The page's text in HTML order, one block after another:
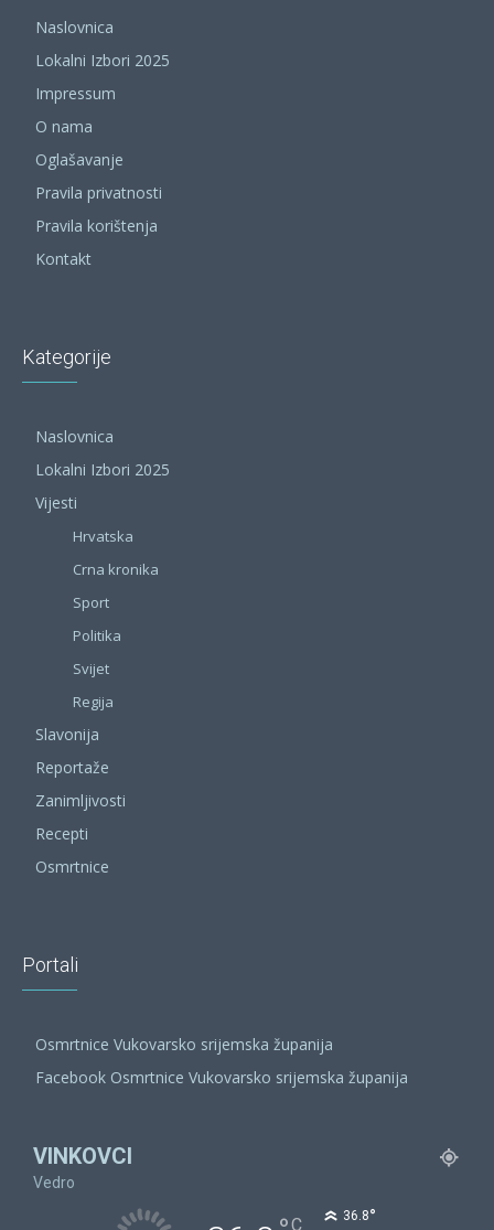
Naslovnica
Lokalni Izbori 2025
Impressum
O nama
Oglašavanje
Pravila privatnosti
Pravila korištenja
Kontakt
Kategorije
Naslovnica
Lokalni Izbori 2025
Vijesti
Hrvatska
Crna kronika
Sport
Politika
Svijet
Regija
Slavonija
Reportaže
Zanimljivosti
Recepti
Osmrtnice
Portali
Osmrtnice Vukovarsko srijemska županija
Facebook Osmrtnice Vukovarsko srijemska županija
VINKOVCI
Vedro
C 36.8°